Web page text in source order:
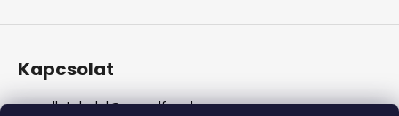
Kapcsolat
allateledel@magalfem.hu